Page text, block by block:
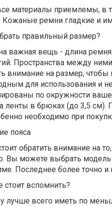
материалы приемлемы, в
Кожаные ремни гладкие и
правильный размер?
важная вещь - длина
Пространства между
внимание на размер,
для использования и
по окружности
ленты в брюках (до 3,5
необходимо при
пояса
обратить внимание на
Вы можете выбрать модель
Последнее более точно и
стоит вспомнить?
лучше всего иметь по